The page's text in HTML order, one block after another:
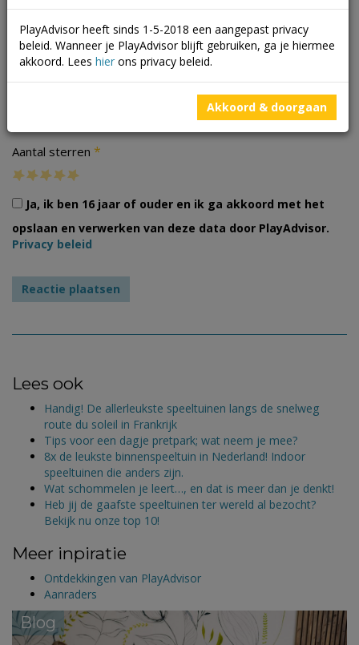
Foto's
Aantal sterren *
Ja, ik ben 16 jaar of ouder en ik ga akkoord met het
opslaan en verwerken van deze data door PlayAdvisor.
Privacy beleid
Lees ook
Handig! De allerleukste speeltuinen langs de snelweg
route du soleil in Frankrijk
Tips voor een dagje pretpark; wat neem je mee?
8x de leukste binnenspeeltuin in Nederland! Indoor
speeltuinen die anders zijn.
Wat schommelen je leert…, en dat is meer dan je denkt!
Heb jij de gaafste speeltuinen ter wereld al bezocht?
Bekijk nu onze top 10!
Meer inpiratie
Ontdekkingen van PlayAdvisor
Aanraders
Blog
PlayAdvisor heeft sinds 1-5-2018 een aangepast privacy
beleid. Wanneer je PlayAdvisor blijft gebruiken, ga je hiermee
akkoord. Lees hier ons privacy beleid.
Akkoord & doorgaan